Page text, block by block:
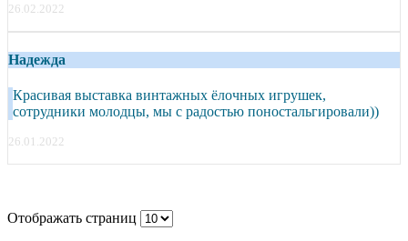
26.02.2022
Надежда
Красивая выставка винтажных ёлочных игрушек,
сотрудники молодцы, мы с радостью поностальгировали))
26.01.2022
Отображать страниц